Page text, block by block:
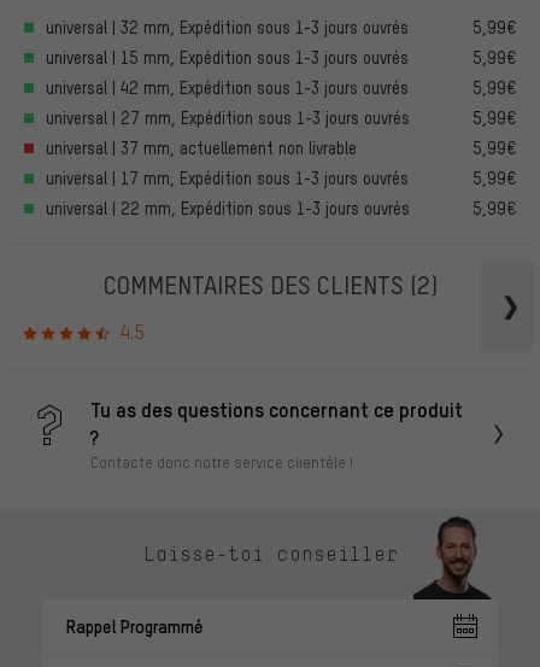
universal | 32 mm, Expédition sous 1-3 jours ouvrés
5,99€
universal | 15 mm, Expédition sous 1-3 jours ouvrés
5,99€
universal | 42 mm, Expédition sous 1-3 jours ouvrés
5,99€
universal | 27 mm, Expédition sous 1-3 jours ouvrés
5,99€
universal | 37 mm, actuellement non livrable
5,99€
universal | 17 mm, Expédition sous 1-3 jours ouvrés
5,99€
universal | 22 mm, Expédition sous 1-3 jours ouvrés
5,99€
COMMENTAIRES DES CLIENTS (2)
4.5
Tu as des questions concernant ce produit
?
Contacte donc notre service clientèle !
Laisse-toi conseiller
Rappel Programmé